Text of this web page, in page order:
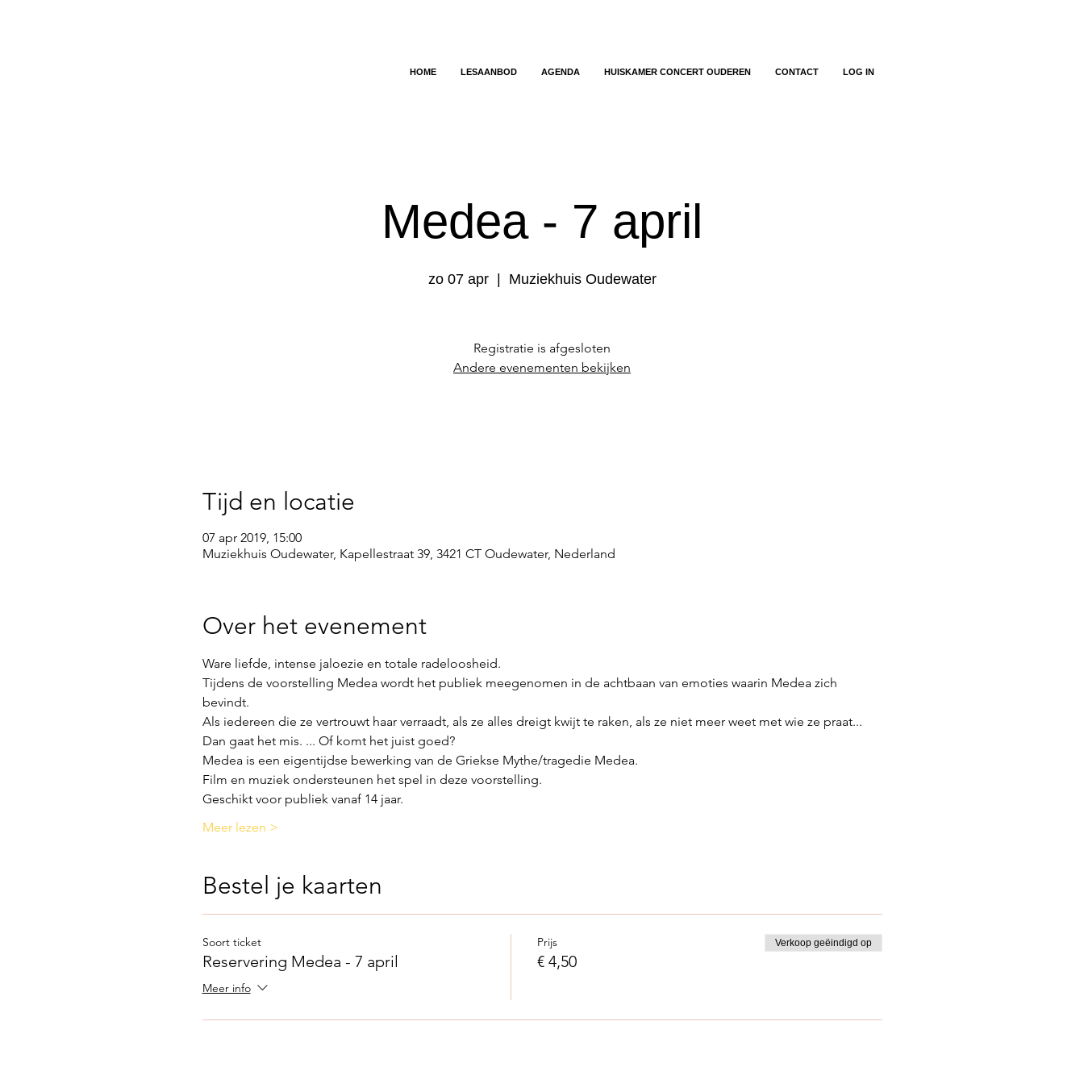
HOME LESAANBOD AGENDA HUISKAMER CONCERT OUDEREN CONTACT LOG IN
Medea - 7 april
zo 07 apr
  |
Muziekhuis Oudewater
Registratie is afgesloten
Andere evenementen bekijken
Tijd en locatie
07 apr 2019, 15:00
Muziekhuis Oudewater, Kapellestraat 39, 3421 CT Oudewater, Nederland
Over het evenement
Ware liefde, intense jaloezie en totale radeloosheid.
Tijdens de voorstelling Medea wordt het publiek meegenomen in de achtbaan van emoties waarin Medea zich
bevindt.
Als iedereen die ze vertrouwt haar verraadt, als ze alles dreigt kwijt te raken, als ze niet meer weet met wie ze praat...
Dan gaat het mis. ... Of komt het juist goed?
Medea is een eigentijdse bewerking van de Griekse Mythe/tragedie Medea.
Film en muziek ondersteunen het spel in deze voorstelling.
Geschikt voor publiek vanaf 14 jaar.
Meer lezen >
Bestel je kaarten
Soort ticket
Reservering Medea - 7 april
Meer info
Prijs
€ 4,50
Verkoop geëindigd op